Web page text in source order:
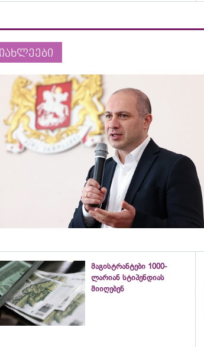
მაგისტრანტები 1000-
ლარიან სტიპენდიას
მიიღებენ